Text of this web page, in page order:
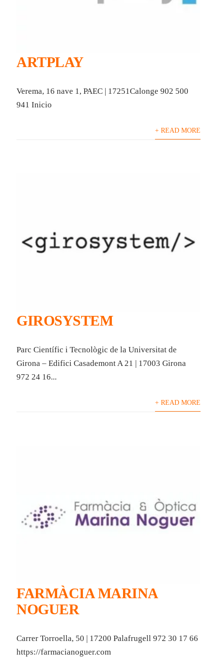
ARTPLAY
Verema, 16 nave 1, PAEC | 17251Calonge 902 500
941 Inicio
+ READ MORE
GIROSYSTEM
Parc Científic i Tecnològic de la Universitat de
Girona – Edifici Casademont A 21 | 17003 Girona
972 24 16...
+ READ MORE
FARMÀCIA MARINA
NOGUER
Carrer Torroella, 50 | 17200 Palafrugell 972 30 17 66
https://farmacianoguer.com